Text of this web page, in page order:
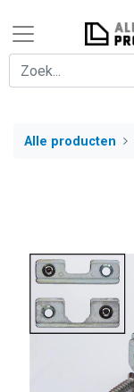
Alle producten